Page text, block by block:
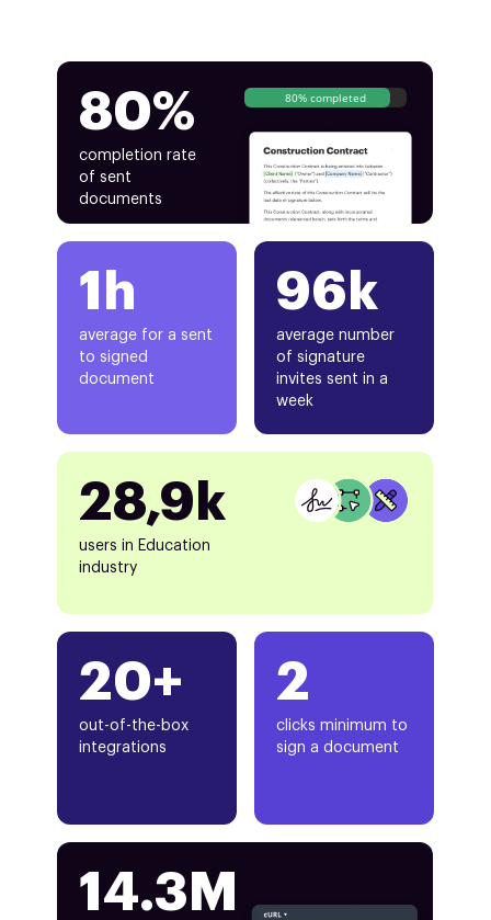
80%
completion rate
of sent
documents
80% completed
1h
average for a sent
to signed
document
20+
out-of-the-box
integrations
96k
average number
of signature
invites sent in a
week
28,9k
users in Education
industry
2
clicks minimum to
sign a document
14.3M